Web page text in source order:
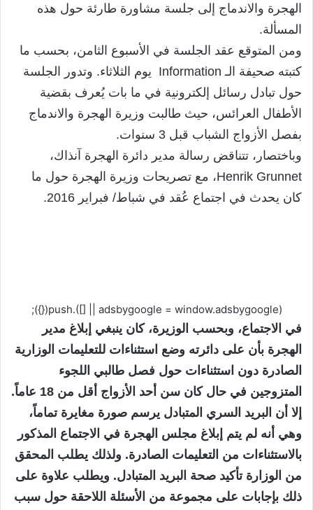
الهجرة والاندماج إلى جلسة مشاورة طارئة حول هذه
المسألة.
ومن المتوقع عقد الجلسة في الأسبوع الثامن، بحسب ما
كتبته صحيفة الـ Information يوم الثلاثاء. وتدور الجلسة
حول تبادل رسائل إلكترونية في ما بات يُعرف بقضية
الأطفال العرائس، حيث طالبت وزيرة الهجرة والاندماج
بفصل الأزواج الشباب قبل 3 سنوات.
وباختصار، تتناقض رسالة مدير دائرة الهجرة آنذاك،
Henrik Grunnet، مع تصريحات وزيرة الهجرة حول ما
كان يحدث في اجتماع عُقد في شباط/ فبراير 2016.
(adsbygoogle = window.adsbygoogle || []).push({});
في الاجتماع، وبحسب الوزيرة، كان ينبغي إبلاغ مدير
الهجرة بأن على دائرته وضع استثناءات للتعليمات الوزارية
الصادرة دون استثناءات حول فصل طالبي اللجوء
المتزوجين في حال كان سن أحد الأزواج أقل من 18 عاماً.
إلا أن البريد السري المتبادل يرسم صورة مغايرة تماماً،
وهي أنه لم يتم إبلاغ مجلس الهجرة في الاجتماع المذكور
بالاستثناءات من التعليمات الصادرة. ولذلك يطلب المحقق
من الوزارة تأكيد صحة البريد المتبادل. ويطلب علاوة على
ذلك بإجابات على مجموعة من الأسئلة اللاحقة حول سبب